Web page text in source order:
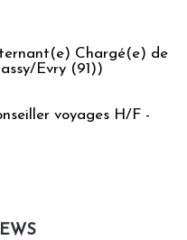
Chargé(e) de
Evry (91))
voyages H/F -